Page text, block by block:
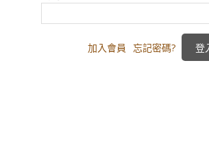
加入會員 忘記密碼?